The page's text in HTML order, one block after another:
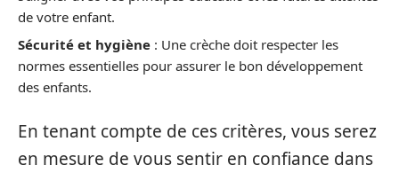
de votre enfant.
Sécurité et hygiène : Une crèche doit respecter les
normes essentielles pour assurer le bon développement
des enfants.
En tenant compte de ces critères, vous serez
en mesure de vous sentir en confiance dans